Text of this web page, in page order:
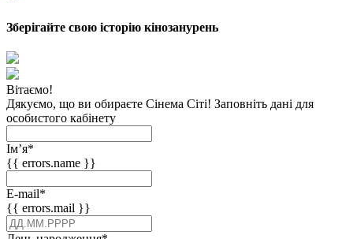
Зберігайте свою історію кінозанурень
Вітаємо!
Дякуємо, що ви обираєте Сінема Сіті! Заповніть дані для
особистого кабінету
Імʼя*
{{ errors.name }}
E-mail*
{{ errors.mail }}